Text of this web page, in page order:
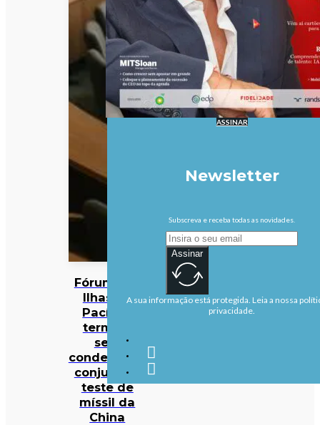
Fórum das
Ilhas do
Pacífico
termina
sem
condenação
conjunta a
teste de
míssil da
China
ASSINAR
Newsletter
Subscreva e receba todas as novidades.
Assinar
A sua informação está protegida. Leia a nossa
privacidade.